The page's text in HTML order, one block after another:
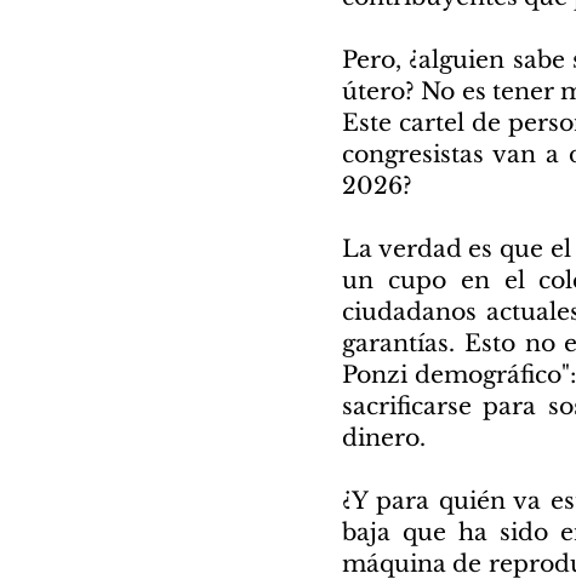
Pero, ¿alguien
útero? No es tener
Este cartel de
congresistas van
2026?
La verdad es que
un cupo en el
ciudadanos
garantías. Esto no
Ponzi
sacrificarse para
dinero.
¿Y para quién va
baja que ha sido
máquina de